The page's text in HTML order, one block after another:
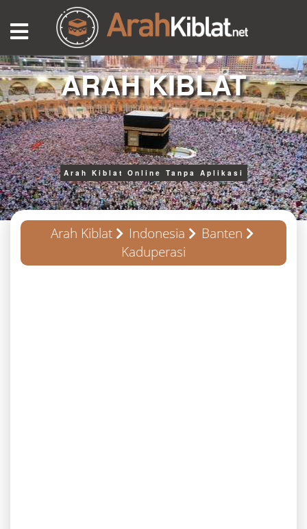
ARAH KIBLAT
Arah Kiblat Online Tanpa Aplikasi
Arah Kiblat Indonesia
Banten
Kaduperasi